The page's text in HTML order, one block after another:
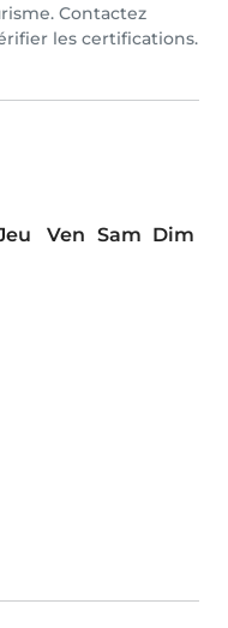
Contactez
les certifications.
Ven Sam Dim